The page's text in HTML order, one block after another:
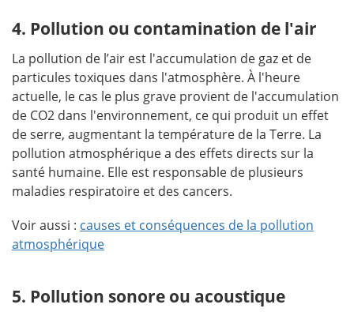
4. Pollution ou contamination de l'air
La pollution de l’air est l'accumulation de gaz et de
particules toxiques dans l'atmosphère. À l'heure
actuelle, le cas le plus grave provient de l'accumulation
de CO2 dans l'environnement, ce qui produit un effet
de serre, augmentant la température de la Terre. La
pollution atmosphérique a des effets directs sur la
santé humaine. Elle est responsable de plusieurs
maladies respiratoire et des cancers.
Voir aussi : causes et conséquences de la pollution
atmosphérique
5. Pollution sonore ou acoustique